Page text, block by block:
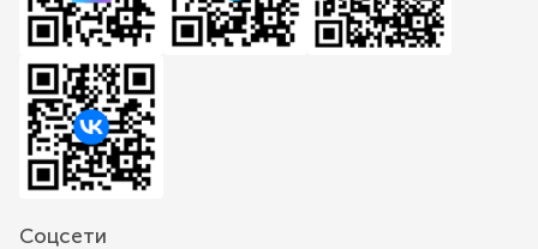
Соцсети